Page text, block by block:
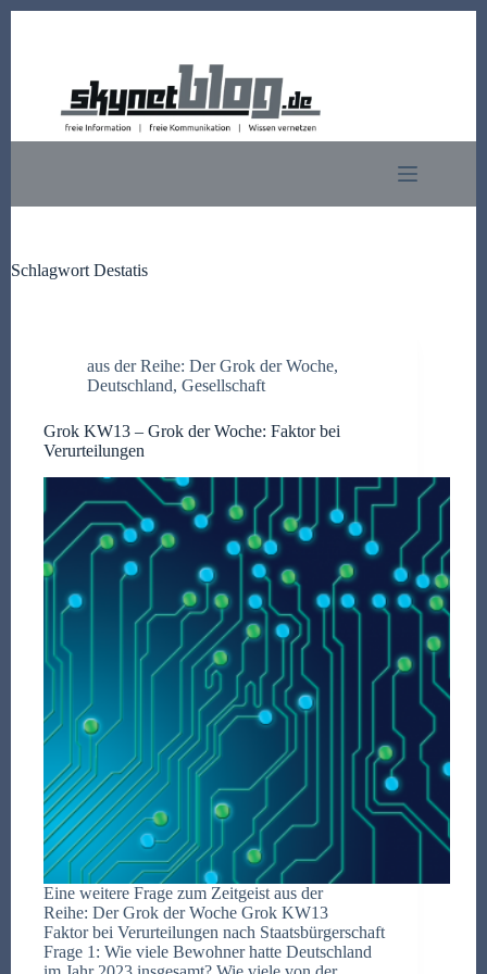
Schlagwort Destatis
aus der Reihe: Der Grok der Woche,
Deutschland, Gesellschaft
Grok KW13 – Grok der Woche: Faktor bei
Verurteilungen
Eine weitere Frage zum Zeitgeist aus der
Reihe: Der Grok der Woche Grok KW13
Faktor bei Verurteilungen nach Staatsbürgerschaft
Frage 1: Wie viele Bewohner hatte Deutschland